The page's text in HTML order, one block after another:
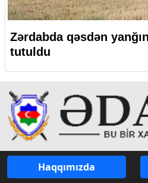
Zərdabda qəsdən
tutuldu
Haqqımızda